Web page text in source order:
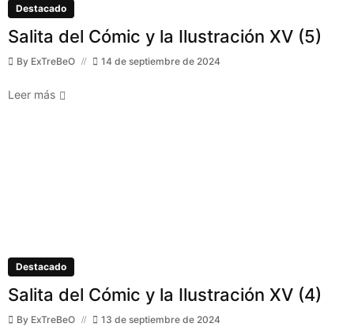
Destacado
Salita del Cómic y la Ilustración XV (5)
By ExTreBeO 14 de septiembre de 2024
Leer más
Destacado
Salita del Cómic y la Ilustración XV (4)
By ExTreBeO 13 de septiembre de 2024